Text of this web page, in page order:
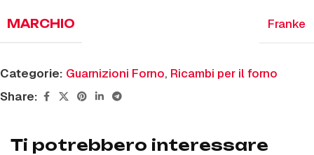
MARCHIO Franke
Categorie: Guarnizioni Forno, Ricambi per il forno
Share:
Ti potrebbero interessare